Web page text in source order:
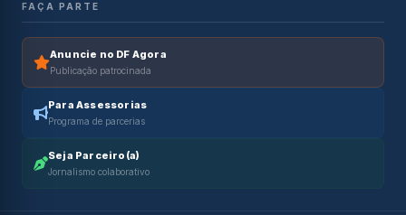
FAÇA PARTE
Anuncie no DF Agora
Publicação patrocinada
Para Assessorias
Programa de parcerias
Seja Parceiro(a)
Jornalismo colaborativo